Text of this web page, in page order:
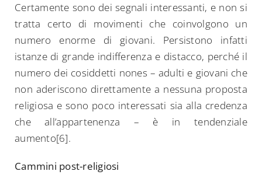
Certamente sono dei segnali interessanti, e non si
tratta certo di movimenti che coinvolgono un
numero enorme di giovani. Persistono infatti
istanze di grande indifferenza e distacco, perché il
numero dei cosiddetti nones – adulti e giovani che
non aderiscono direttamente a nessuna proposta
religiosa e sono poco interessati sia alla credenza
che all’appartenenza – è in tendenziale
aumento[6].
Cammini post-religiosi